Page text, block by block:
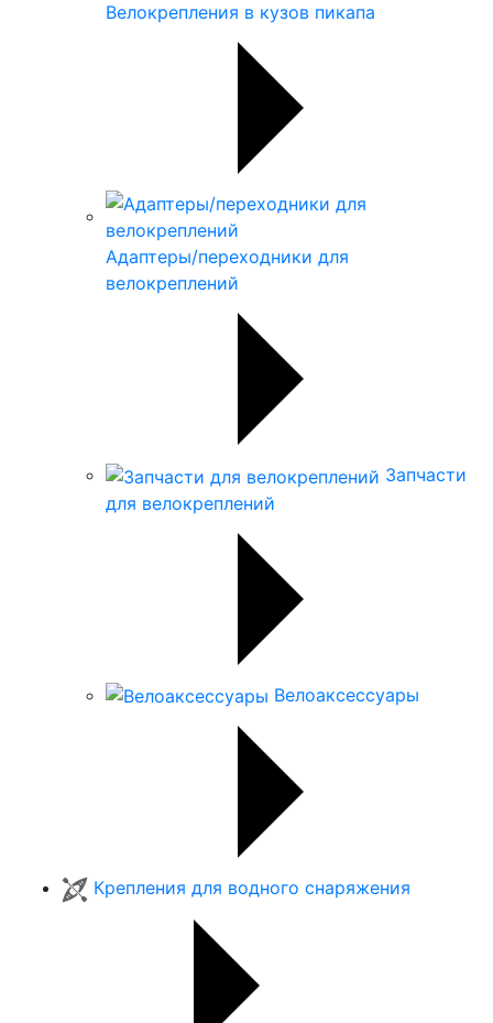
Велокрепления в кузов пикапа
Адаптеры/переходники для
велокреплений
Запчасти
для велокреплений
Велоаксессуары
Крепления для водного снаряжения